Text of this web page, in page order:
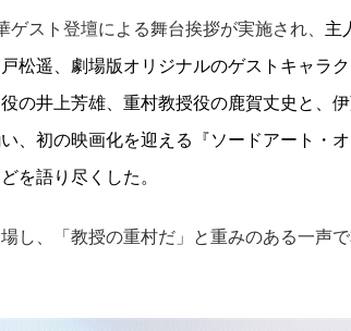
スト登壇による舞台挨拶が実施され、 主
松遥、 劇場版オリジナルのゲストキャラ
役の井上芳雄、重村教授役の鹿賀丈史と、
、 初の映画化を迎える『ソードアート・オ
を語り尽くした。
し、「教授の重村だ」と重みのある一声